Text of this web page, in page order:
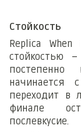
Стойкость
Replica
стойкостью –
постепенно
начинается
переходит в
финале
послевкусие.